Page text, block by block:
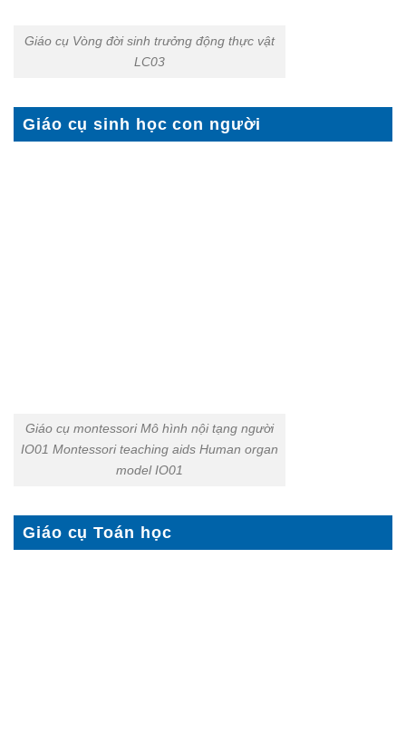
Giáo cụ Vòng đời sinh trưởng động thực vật
LC03
Giáo cụ sinh học con người
Giáo cụ montessori Mô hình nội tạng người
IO01 Montessori teaching aids Human organ
model IO01
Giáo cụ Toán học